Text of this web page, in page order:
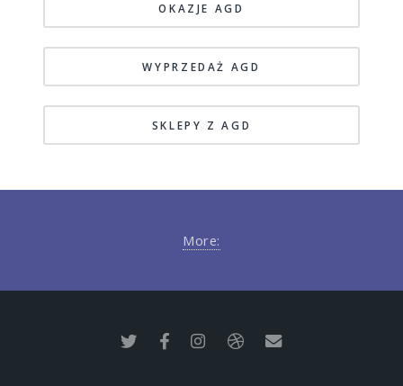
OKAZJE AGD
WYPRZEDAŻ AGD
SKLEPY Z AGD
More: